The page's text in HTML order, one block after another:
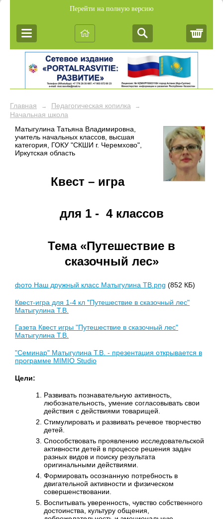
Перейти на полную версию
Главная → Педагогическая копилка →
Начальная школа
Матыгулина Татьяна Владимировна,
учитель начальных классов, высшая
категория, ГОКУ "СКШИ г. Черемхово",
Иркутская область
Квест – игра
для 1 - 4 классов
Тема «Путешествие в
сказочный лес»
фото Наш дружный класс Матыгулина ТВ.png (852 КБ)
Квест-игра для 1-4 кл "Путешествие в сказочный лес"
Матыгулина Т.В.
Газета Квест игры "Путешествие в сказочный лес"
Матыгулина Т.В.
"Семинар" Матыгулина Т.В. - презентация открывается в
программе MIMIO Studio
Цели:
Развивать познавательную активность,
любознательность, умение согласовывать свои
действия с действиями товарищей.
Стимулировать и развивать речевое творчество
детей.
Способствовать проявлению исследовательской
активности детей в процессе решения задач
разных видов и поиску результата
оригинальными действиями.
Формировать осознанную потребность в
двигательной активности и физическом
совершенствовании.
Воспитывать уверенность, чувство собственного
достоинства, культуру общения,